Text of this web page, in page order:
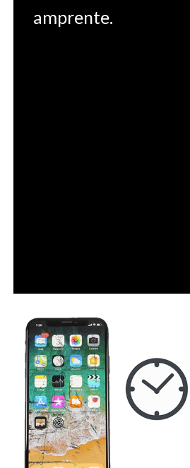
amprente.